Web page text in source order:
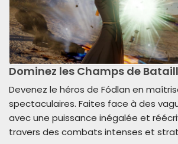
Dominez les Champs de
Devenez le héros de Fódlan en
spectaculaires. Faites face à des
avec une puissance inégalée et
travers des combats intenses et